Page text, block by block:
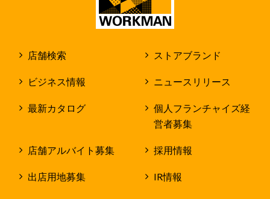
店舗検索 ストアブランド
ビジネス情報 ニュースリリース
最新カタログ
個人フランチャイズ経
営者募集
店舗アルバイト募集 採用情報
出店用地募集 IR情報